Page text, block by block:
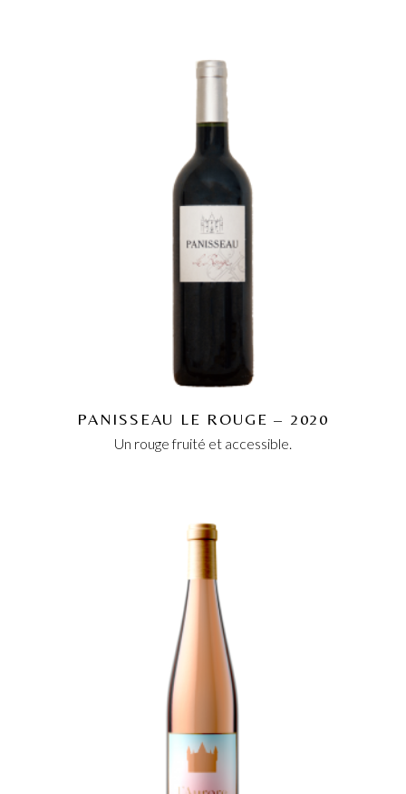
PANISSEAU LE ROUGE – 2020
Un rouge fruité et accessible.